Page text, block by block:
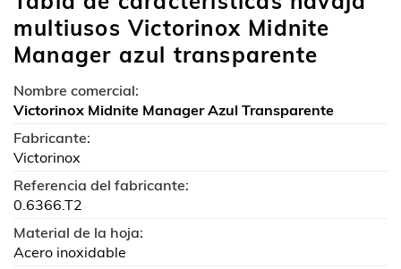
multiusos Victorinox Midnite
Manager azul transparente
Nombre comercial:
Victorinox Midnite Manager Azul Transparente
Fabricante:
Victorinox
Referencia del fabricante:
0.6366.T2
Material de la hoja:
Acero inoxidable